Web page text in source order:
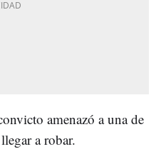
amenazó a una de
a robar.